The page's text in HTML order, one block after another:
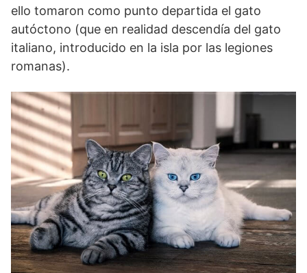
ello tomaron como punto departida el gato
autóctono (que en realidad descendía del gato
italiano, introducido en la isla por las legiones
romanas).